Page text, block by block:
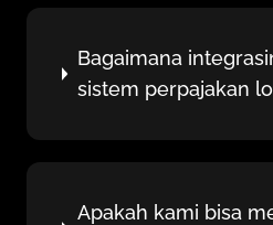
Bagaimana
sistem perpajakan
Apakah kami bisa